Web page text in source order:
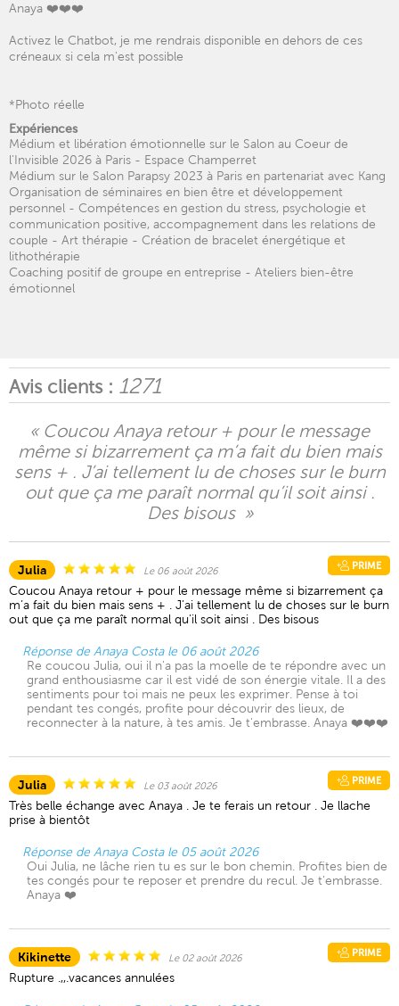
Anaya ❤️❤️❤️
Activez le Chatbot, je me rendrais disponible en dehors de ces
créneaux si cela m'est possible
*Photo réelle
Expériences
Médium et libération émotionnelle sur le Salon au Coeur de
l'Invisible 2026 à Paris - Espace Champerret
Médium sur le Salon Parapsy 2023 à Paris en partenariat avec Kang
Organisation de séminaires en bien être et développement
personnel - Compétences en gestion du stress, psychologie et
communication positive, accompagnement dans les relations de
couple - Art thérapie - Création de bracelet énergétique et
lithothérapie
Coaching positif de groupe en entreprise - Ateliers bien-être
émotionnel
Avis clients : 1271
« Coucou Anaya retour + pour le message
même si bizarrement ça m’a fait du bien mais
sens + . J’ai tellement lu de choses sur le burn
out que ça me paraît normal qu’il soit ainsi .
Des bisous »
Julia Le 06 août 2026 PRIME
Coucou Anaya retour + pour le message même si bizarrement ça
m’a fait du bien mais sens + . J’ai tellement lu de choses sur le burn
out que ça me paraît normal qu’il soit ainsi . Des bisous
Réponse de Anaya Costa le 06 août 2026
Re coucou Julia, oui il n'a pas la moelle de te répondre avec un
grand enthousiasme car il est vidé de son énergie vitale. Il a des
sentiments pour toi mais ne peux les exprimer. Pense à toi
pendant tes congés, profite pour découvrir des lieux, de
reconnecter à la nature, à tes amis. Je t'embrasse. Anaya ❤️❤️❤️
Julia Le 03 août 2026 PRIME
Très belle échange avec Anaya . Je te ferais un retour . Je llache
prise à bientôt
Réponse de Anaya Costa le 05 août 2026
Oui Julia, ne lâche rien tu es sur le bon chemin. Profites bien de
tes congés pour te reposer et prendre du recul. Je t'embrasse.
Anaya ❤️
Kikinette Le 02 août 2026 PRIME
Rupture .,,.vacances annulées